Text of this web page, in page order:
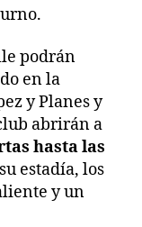
podrán
en la
y Planes y
abrirán a
hasta las
estadía, los
y un